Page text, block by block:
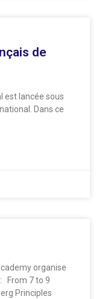
de
est lancée sous
Dans ce
organise
From 7 to 9
Principles